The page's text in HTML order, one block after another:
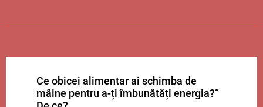
Ce obicei alimentar ai schimba de
mâine pentru a-ți îmbunătăți energia?”